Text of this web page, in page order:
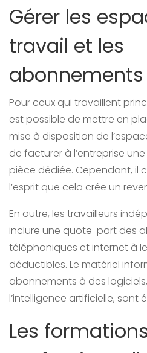
Gérer les
travail et les
Pour ceux qui travaillent
est possible de mettre en
mise à disposition de
de facturer à l’entreprise
pièce dédiée. Cependant, il
l’esprit que cela crée un
En outre, les travailleurs
inclure une quote-part des
téléphoniques et internet à
déductibles. Le matériel
abonnements à des
l’intelligence artificielle, sont
Les formations